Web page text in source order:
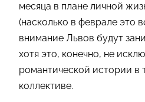
месяца в плане личной
(насколько в феврале это
внимание Львов будут
хотя это, конечно, не
романтической истории в
коллективе.